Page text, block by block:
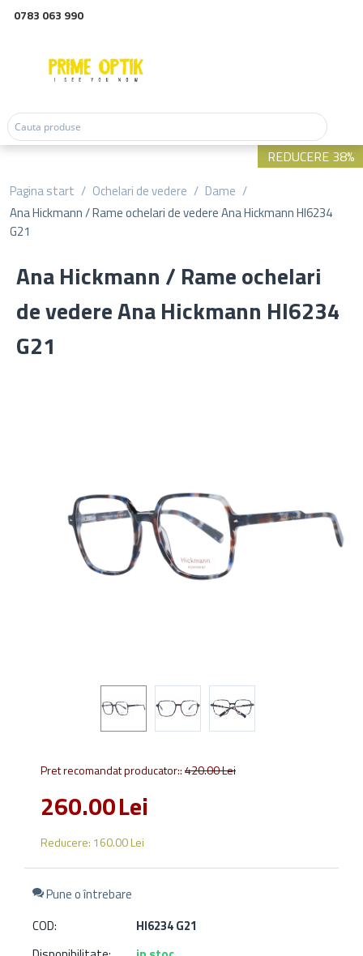
0783 063 990
Pagina start / Ochelari de vedere / Dame /
Ana Hickmann / Rame ochelari de vedere Ana Hickmann HI6234
G21
Ana Hickmann / Rame ochelari
de vedere Ana Hickmann HI6234
G21
Pret recomandat producator::420.00Lei
260.00Lei
Reducere: 160.00Lei
REDUCERE 38%
Pune o întrebare
COD:
HI6234 G21